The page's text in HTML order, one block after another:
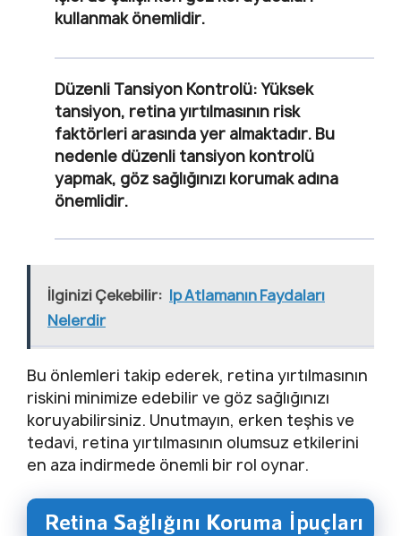
kullanmak önemlidir.
Düzenli Tansiyon Kontrolü:Yüksek
tansiyon, retina yırtılmasının risk
faktörleri arasında yer almaktadır. Bu
nedenle düzenli tansiyon kontrolü
yapmak, göz sağlığınızı korumak adına
önemlidir.
İlginizi Çekebilir: Ip Atlamanın Faydaları
Nelerdir
Bu önlemleri takip ederek, retina yırtılmasının
riskini minimize edebilir ve göz sağlığınızı
koruyabilirsiniz. Unutmayın, erken teşhis ve
tedavi, retina yırtılmasının olumsuz etkilerini
en aza indirmede önemli bir rol oynar.
Retina Sağlığını Koruma İpuçları